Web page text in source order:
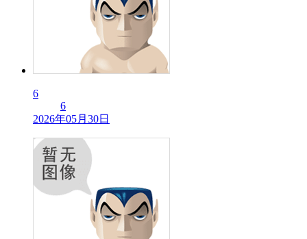
6
6
2026年05月30日